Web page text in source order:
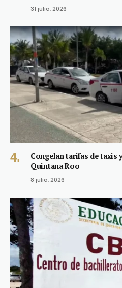
31 julio, 2026
Congelan tarifas de
Quintana Roo
8 julio, 2026